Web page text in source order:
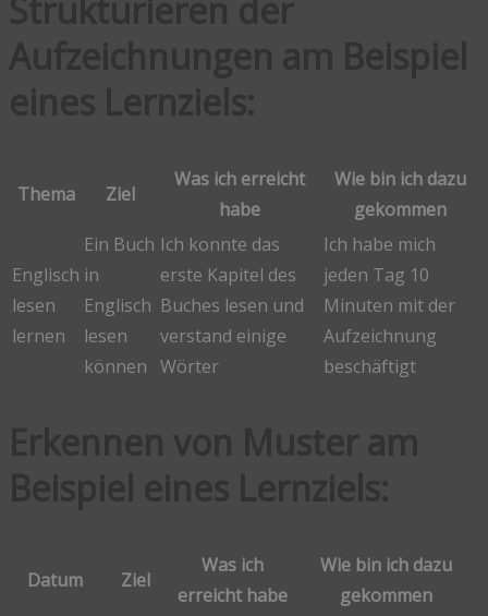
Thema Ziel
Was ich erreicht
habe
Wie bin ich dazu
gekommen
Englisch
lesen
lernen
Ein Buch
in
Englisch
lesen
können
Ich konnte das
erste Kapitel des
Buches lesen und
verstand einige
Wörter
Ich habe mich
jeden Tag 10
Minuten mit der
Aufzeichnung
beschäftigt
Datum Ziel
Was ich
erreicht habe
Wie bin ich dazu
gekommen